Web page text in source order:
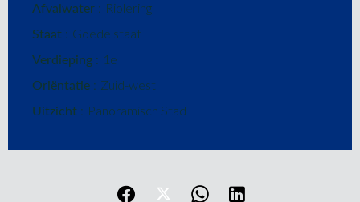
Afvalwater Riolering
Staat Goede staat
Verdieping 1e
Oriëntatie Zuid-west
Uitzicht Panoramisch Stad